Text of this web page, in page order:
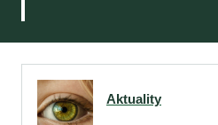
Aktuality